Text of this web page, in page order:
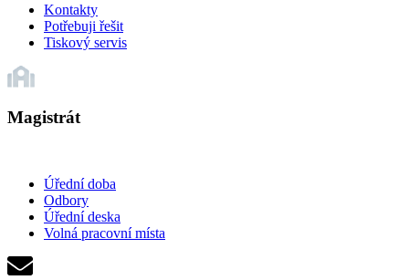
Kontakty
Potřebuji řešit
Tiskový servis
Magistrát
Úřední doba
Odbory
Úřední deska
Volná pracovní místa